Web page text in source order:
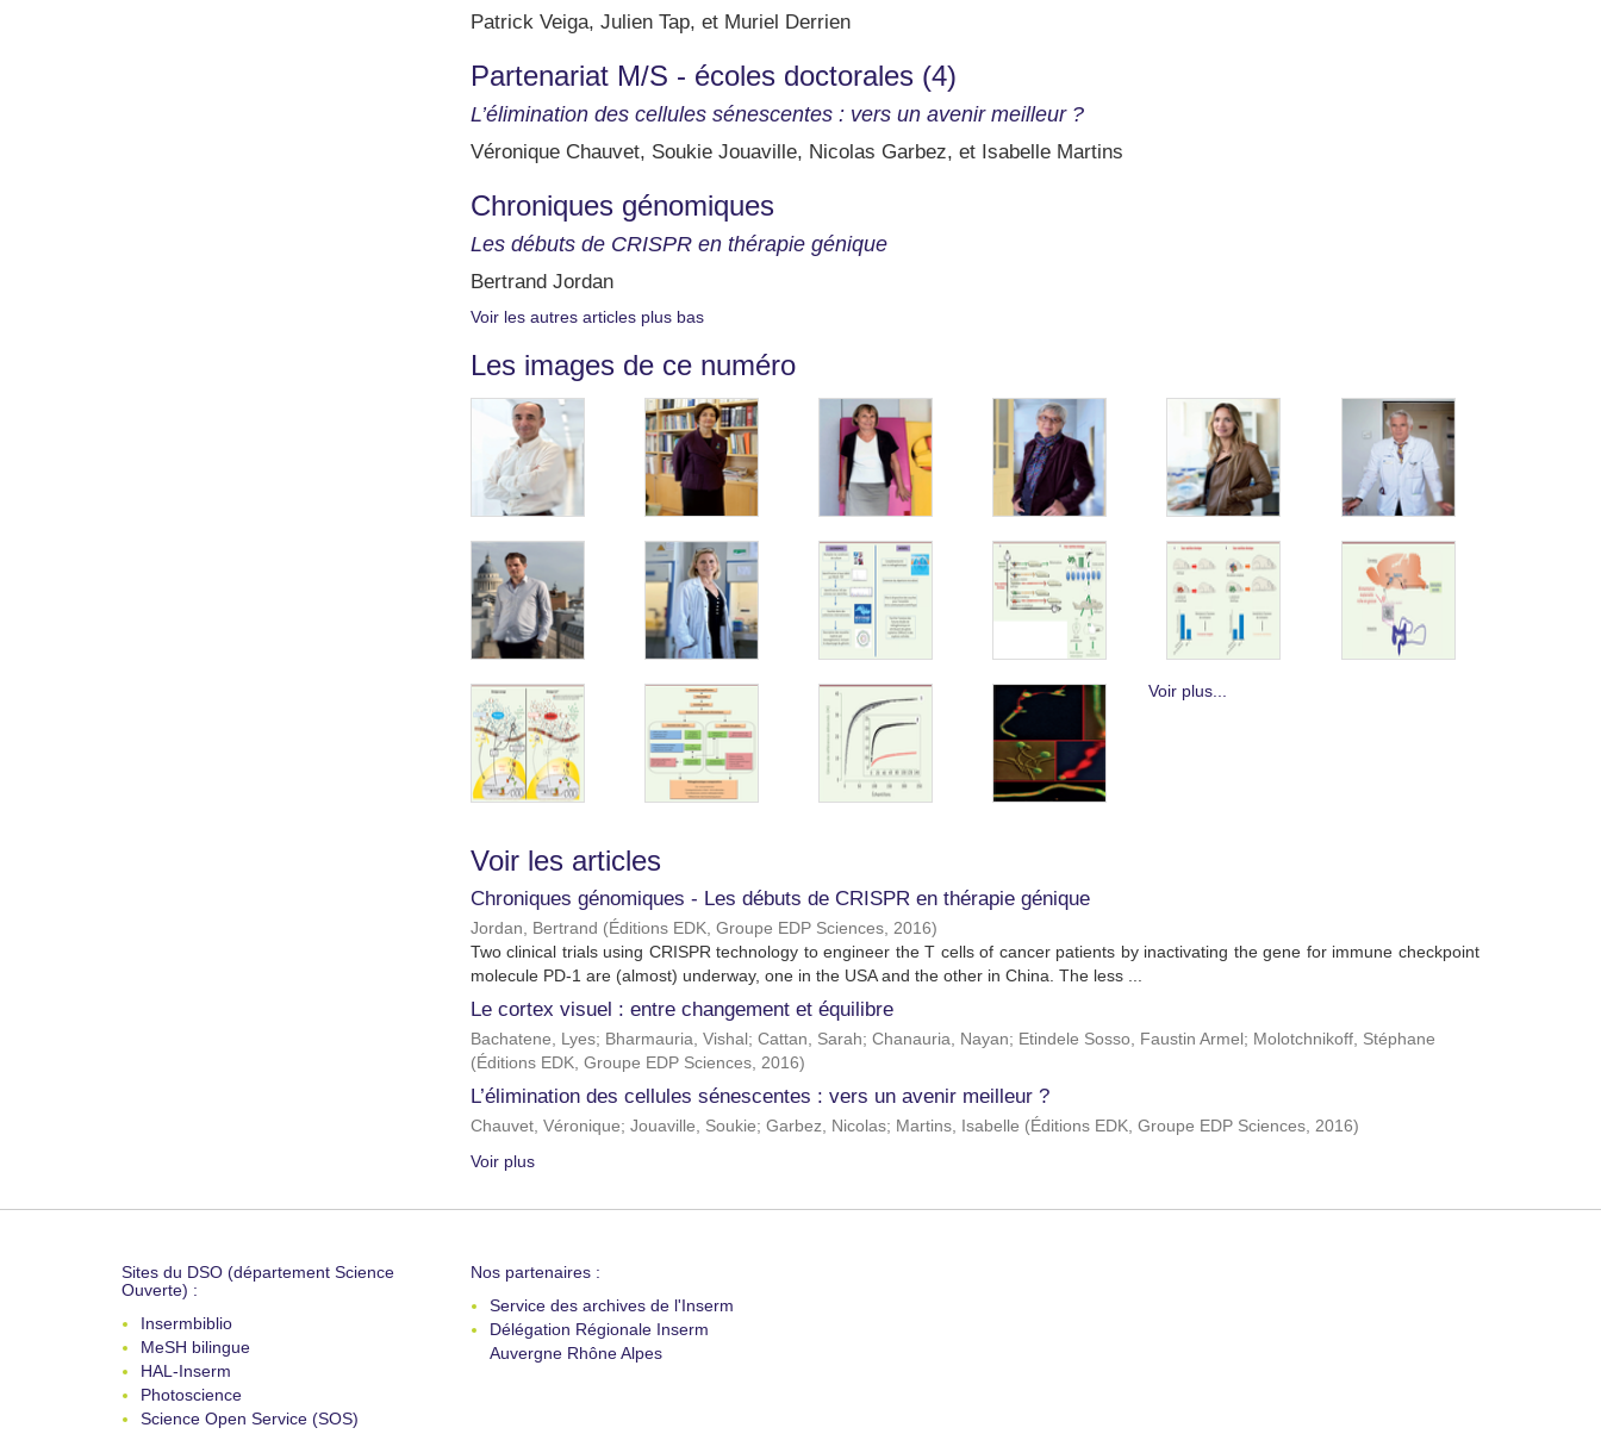
Patrick Veiga, Julien Tap, et Muriel Derrien
Partenariat M/S - écoles doctorales (4)
L’élimination des cellules sénescentes : vers un avenir meilleur ?
Véronique Chauvet, Soukie Jouaville, Nicolas Garbez, et Isabelle Martins
Chroniques génomiques
Les débuts de CRISPR en thérapie génique
Bertrand Jordan
Voir les autres articles plus bas
Les images de ce numéro
Voir plus...
Voir les articles
Chroniques génomiques - Les débuts de CRISPR en thérapie génique
Jordan, Bertrand (Éditions EDK, Groupe EDP Sciences, 2016)
Two clinical trials using CRISPR technology to engineer the T cells of cancer patients by inactivating the gene for immune checkpoint
molecule PD-1 are (almost) underway, one in the USA and the other in China. The less ...
Le cortex visuel : entre changement et équilibre
Bachatene, Lyes; Bharmauria, Vishal ; Cattan, Sarah; Chanauria, Nayan; Etindele Sosso, Faustin Armel ; Molotchnikoff, Stéphane
(Éditions EDK, Groupe EDP Sciences, 2016)
L’élimination des cellules sénescentes : vers un avenir meilleur ?
Chauvet, Véronique; Jouaville, Soukie; Garbez, Nicolas; Martins, Isabelle (Éditions EDK, Groupe EDP Sciences, 2016)
Voir plus
Sites du DSO (département Science
Ouverte) :
Insermbiblio
MeSH bilingue
HAL-Inserm
Photoscience
Science Open Service (SOS)
Nos partenaires :
Service des archives de l'Inserm
Délégation Régionale Inserm
Auvergne Rhône Alpes